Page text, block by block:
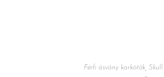
Férfi ásvány karkötők,